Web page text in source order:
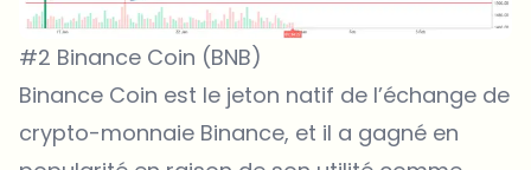
#2 Binance Coin (BNB)
Binance Coin est le jeton natif de l’échange de
crypto-monnaie Binance, et il a gagné en